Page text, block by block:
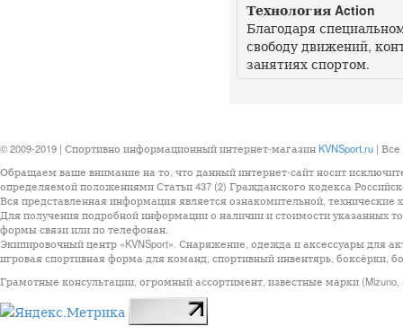
Технология Action
Благодаря
свободу движений,
занятиях спортом.
© 2009-2019 | Спортивно информационный интернет-магазин KVNSport.ru |
Обращаем ваше внимание на то, что данный интернет-сайт носит
определяемой положениями Статьи 437 (2) Гражданского кодекса
Вся представленная информация является ознакомительной, технические
Для получения подробной информации о наличии и стоимости указанных
формы связи или по телефонан.
Экипировочный центр «KVNSport». Снаряжение, одежда и аксессуары для
игровая спортивная форма для команд, спортивный инвентярь, боксёрки,
Грамотные консультации, огромный ассортимент, известные марки (Mizuno,